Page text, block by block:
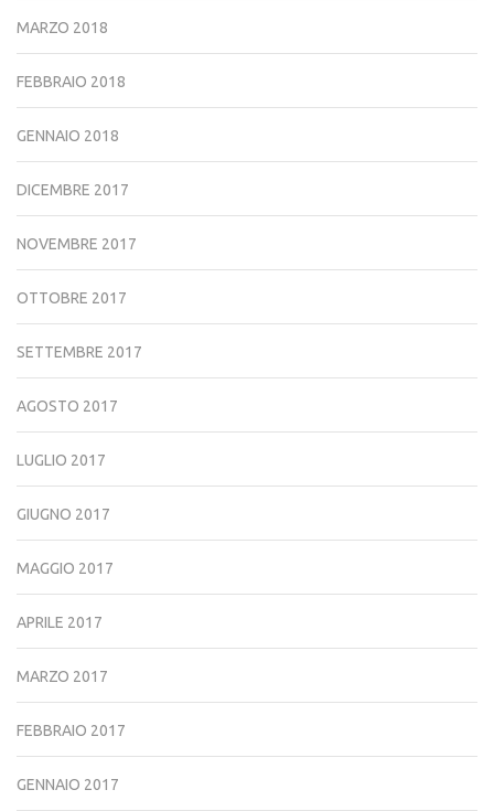
MARZO 2018
FEBBRAIO 2018
GENNAIO 2018
DICEMBRE 2017
NOVEMBRE 2017
OTTOBRE 2017
SETTEMBRE 2017
AGOSTO 2017
LUGLIO 2017
GIUGNO 2017
MAGGIO 2017
APRILE 2017
MARZO 2017
FEBBRAIO 2017
GENNAIO 2017